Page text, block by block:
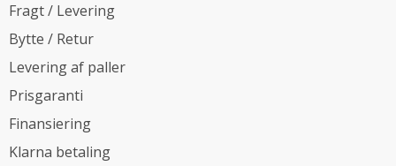
Fragt / Levering
Bytte / Retur
Levering af paller
Prisgaranti
Finansiering
Klarna betaling